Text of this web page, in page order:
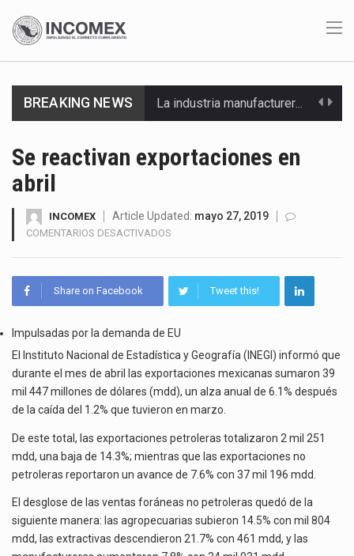
BREAKING NEWS La industria manufacturera de exportación afiliada a Index en Nuevo León ha alcanzado hasta 10%…
El secretario de Economía de México, Marcelo Ebrard Casaubon, sostuvo una reunión de trabajo con…
La reforma que reduce la jornada laboral a 40 horas semanales omitió precisar su aplicación…
Se reactivan exportaciones en
abril
INCOMEX Article Updated: mayo 27, 2019
COMENTARIOS DESACTIVADOS
EXPORTACIONES
EN
Share on Facebook Tweet this!
Impulsadas por la demanda de EU
El Instituto Nacional de Estadística y Geografía (INEGI) informó que
durante el mes de abril las exportaciones mexicanas sumaron 39
mil 447 millones de dólares (mdd), un alza anual de 6.1% después
de la caída del 1.2% que tuvieron en marzo.
De este total, las exportaciones petroleras totalizaron 2 mil 251
mdd, una baja de 14.3%; mientras que las exportaciones no
petroleras reportaron un avance de 7.6% con 37 mil 196 mdd.
El desglose de las ventas foráneas no petroleras quedó de la
siguiente manera: las agropecuarias subieron 14.5% con mil 804
mdd, las extractivas descendieron 21.7% con 461 mdd, y las